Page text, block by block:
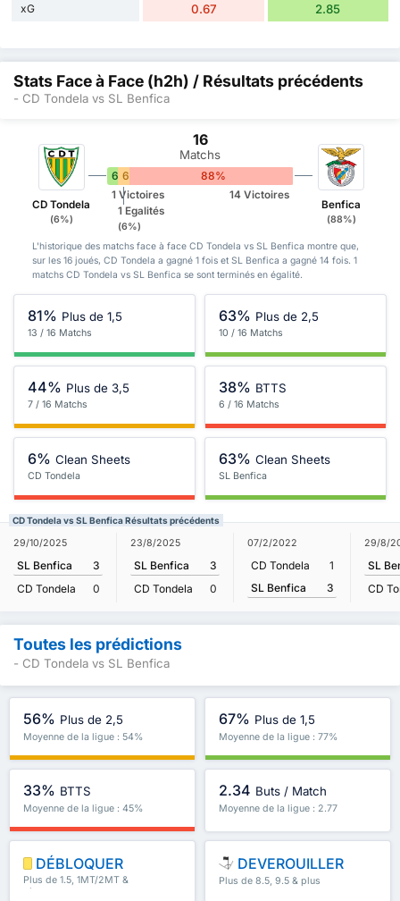
xG 0.67 2.85
Stats Face à Face (h2h) / Résultats précédents
- CD Tondela vs SL Benfica
CD Tondela
(6%)
16
Matchs
6%6% 88%
1 Victoires
1 Egalités
(6%)
14 Victoires
Benfica
(88%)
L'historique des matchs face à face CD Tondela vs SL Benfica montre que,
sur les 16 joués, CD Tondela a gagné 1 fois et SL Benfica a gagné 14 fois. 1
matchs CD Tondela vs SL Benfica se sont terminés en égalité.
81% Plus de 1,5
13 / 16 Matchs
63% Plus de 2,5
10 / 16 Matchs
44% Plus de 3,5
7 / 16 Matchs
38% BTTS
6 / 16 Matchs
6% Clean Sheets
CD Tondela
63% Clean Sheets
SL Benfica
CD Tondela vs SL Benfica Résultats précédents
29/10/2025
SL Benfica
3
CD Tondela
0
23/8/2025
SL Benfica
3
CD Tondela
0
07/2/2022
CD Tondela
1
SL Benfica
3
29/8/
SL
CD
Toutes les prédictions
- CD Tondela vs SL Benfica
56% Plus de 2,5
Moyenne de la ligue : 54%
67% Plus de 1,5
Moyenne de la ligue : 77%
33% BTTS
Moyenne de la ligue : 45%
2.34 Buts / Match
Moyenne de la ligue : 2.77
DÉBLOQUER
Plus de 1.5, 1MT/2MT &
plus
DEVEROUILLER
Plus de 8.5, 9.5 & plus